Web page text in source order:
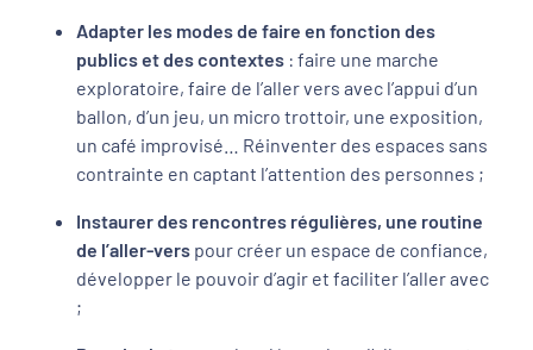
Adapter les modes de faire en fonction des
publics et des contextes : faire une marche
exploratoire, faire de l’aller vers avec l’appui d’un
ballon, d’un jeu, un micro trottoir, une exposition,
un café improvisé… Réinventer des espaces sans
contrainte en captant l’attention des personnes ;
Instaurer des rencontres régulières, une routine
de l’aller-vers pour créer un espace de confiance,
développer le pouvoir d’agir et faciliter l’aller avec
;